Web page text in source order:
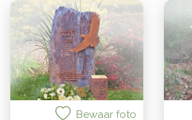
Bewaar foto